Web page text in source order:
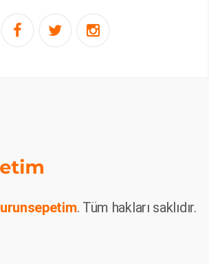
urunsepetim. Tüm hakları saklıdır.